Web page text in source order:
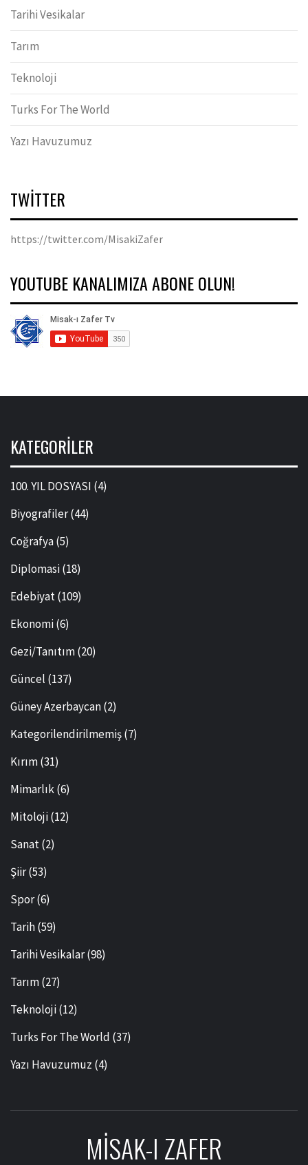
Tarihi Vesikalar
Tarım
Teknoloji
Turks For The World
Yazı Havuzumuz
TWITTER
https://twitter.com/MisakiZafer
YOUTUBE KANALIMIZA ABONE OLUN!
KATEGORILER
100. YIL DOSYASI (4)
Biyografiler(44)
Coğrafya(5)
Diplomasi(18)
Edebiyat(109)
Ekonomi(6)
Gezi/Tanıtım(20)
Güncel (137)
Güney Azerbaycan(2)
Kategorilendirilmemiş(7)
Kırım(31)
Mimarlık(6)
Mitoloji(12)
Sanat(2)
Şiir(53)
Spor(6)
Tarih(59)
Tarihi Vesikalar(98)
Tarım(27)
Teknoloji(12)
Turks For The World (37)
Yazı Havuzumuz (4)
MISAK-I ZAFER